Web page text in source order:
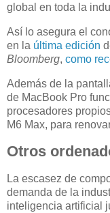
global en toda la
Así lo asegura el
en la última edición
Bloomberg, como
Además de la
de MacBook Pro
procesadores
M6 Max, para
Otros
La escasez de
demanda de la
inteligencia artificial